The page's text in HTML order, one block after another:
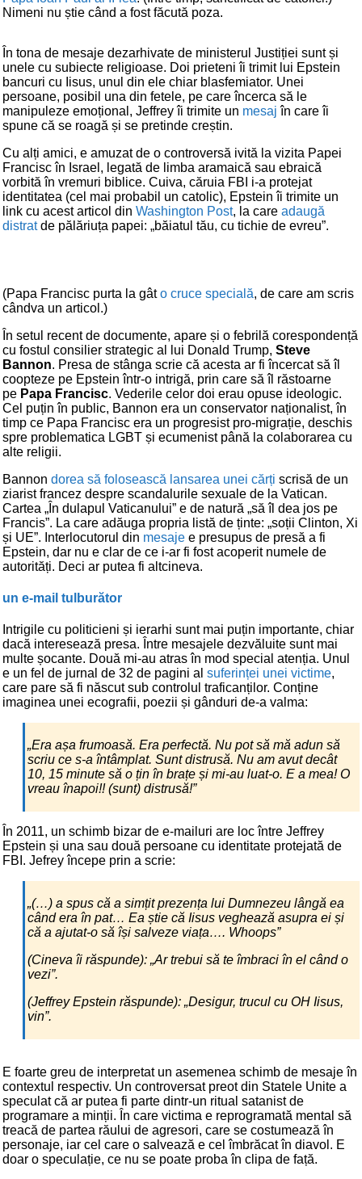
Nimeni nu știe când a fost făcută poza.
În tona de mesaje dezarhivate de ministerul Justiției sunt și
unele cu subiecte religioase. Doi prieteni îi trimit lui Epstein
bancuri cu Iisus, unul din ele chiar blasfemiator. Unei
persoane, posibil una din fetele, pe care încerca să le
manipuleze emoțional, Jeffrey îi trimite un mesaj în care îi
spune că se roagă și se pretinde creștin.
Cu alți amici, e amuzat de o controversă ivită la vizita Papei
Francisc în Israel, legată de limba aramaică sau ebraică
vorbită în vremuri biblice. Cuiva, căruia FBI i-a protejat
identitatea (cel mai probabil un catolic), Epstein îi trimite un
link cu acest articol din Washington Post, la care adaugă
distratde pălăriuța papei: „băiatul tău, cu tichie de evreu”.
(Papa Francisc purta la gâto cruce specială, de care am scris
cândva un articol.)
În setul recent de documente, apare și o febrilă corespondență
cu fostul consilier strategic al lui Donald Trump, Steve
Bannon. Presa de stânga scrie că acesta ar fi încercat să îl
coopteze pe Epstein într-o intrigă, prin care să îl răstoarne
pe Papa Francisc. Vederile celor doi erau opuse ideologic.
Cel puțin în public, Bannon era un conservator naționalist, în
timp ce Papa Francisc era un progresist pro-migrație, deschis
spre problematica LGBT și ecumenist până la colaborarea cu
alte religii.
Bannon dorea să folosească lansarea unei cărți scrisă de un
ziarist francez despre scandalurile sexuale de la Vatican.
Cartea „În dulapul Vaticanului” e de natură „să îl dea jos pe
Francis”. La care adăuga propria listă de ținte: „soții Clinton, Xi
și UE”. Interlocutorul din mesaje e presupus de presă a fi
Epstein, dar nu e clar de ce i-ar fi fost acoperit numele de
autorități. Deci ar putea fi altcineva.
un e-mail tulburător
Intrigile cu politicieni și ierarhi sunt mai puțin importante, chiar
dacă interesează presa. Între mesajele dezvăluite sunt mai
multe șocante. Două mi-au atras în mod special atenția. Unul
e un fel de jurnal de 32 de pagini al suferinței unei victime,
care pare să fi născut sub controlul traficanților. Conține
imaginea unei ecografii, poezii și gânduri de-a valma:
„Era așa frumoasă. Era perfectă. Nu pot să mă adun să
scriu ce s-a întâmplat. Sunt distrusă. Nu am avut decât
10, 15 minute să o țin în brațe și mi-au luat-o. E a mea! O
vreau înapoi!! (sunt) distrusă!”
În 2011, un schimb bizar de e-mailuri are loc între Jeffrey
Epstein și una sau două persoane cu identitate protejată de
FBI. Jefrey începe prin a scrie:
„(…) a spus că a simțit prezența lui Dumnezeu lângă ea
când era în pat… Ea știe că Iisus veghează asupra ei și
că a ajutat-o să își salveze viața…. Whoops”
(Cineva îi răspunde): „Ar trebui să te îmbraci în el când o
vezi”.
(Jeffrey Epstein răspunde): „Desigur, trucul cu OH Iisus,
vin”.
E foarte greu de interpretat un asemenea schimb de mesaje în
contextul respectiv. Un controversat preot din Statele Unite a
speculat că ar putea fi parte dintr-un ritual satanist de
programare a minții. În care victima e reprogramată mental să
treacă de partea răului de agresori, care se costumează în
personaje, iar cel care o salvează e cel îmbrăcat în diavol. E
doar o speculație, ce nu se poate proba în clipa de față.